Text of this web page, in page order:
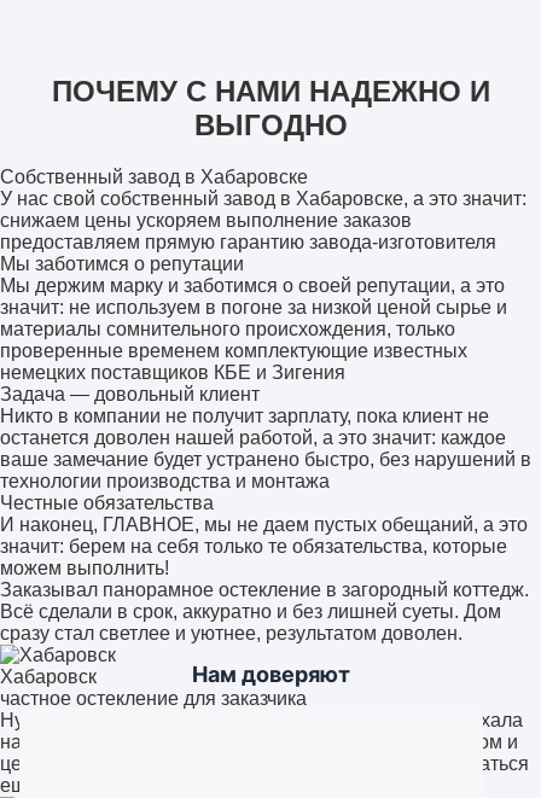
ПОЧЕМУ С НАМИ НАДЕЖНО И
ВЫГОДНО
Собственный завод в Хабаровске
У нас свой собственный завод в Хабаровске, а это значит:
снижаем цены ускоряем выполнение заказов
предоставляем прямую гарантию завода-изготовителя
Мы заботимся о репутации
Мы держим марку и заботимся о своей репутации, а это
значит: не используем в погоне за низкой ценой сырье и
материалы сомнительного происхождения, только
проверенные временем комплектующие известных
немецких поставщиков КБЕ и Зигения
Задача — довольный клиент
Никто в компании не получит зарплату, пока клиент не
останется доволен нашей работой, а это значит: каждое
ваше замечание будет устранено быстро, без нарушений в
технологии производства и монтажа
Честные обязательства
И наконец, ГЛАВНОЕ, мы не даем пустых обещаний, а это
значит: берем на себя только те обязательства, которые
можем выполнить!
Заказывал панорамное остекление в загородный коттедж.
Всё сделали в срок, аккуратно и без лишней суеты. Дом
сразу стал светлее и уютнее, результатом доволен.
Хабаровск
частное остекление для заказчика
Нужно было остекление офиса. Команда быстро выехала
на замеры, предложили несколько решений. Качеством и
ценой остались довольны, обязательно будем обращаться
ещё.
Нам доверяют